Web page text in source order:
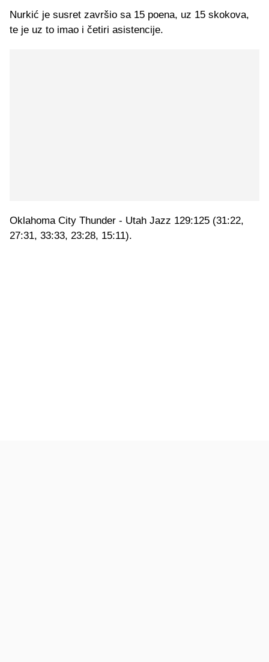
Nurkić je susret završio sa 15 poena, uz 15 skokova,
te je uz to imao i četiri asistencije.
Oklahoma City Thunder - Utah Jazz 129:125 (31:22,
27:31, 33:33, 23:28, 15:11).